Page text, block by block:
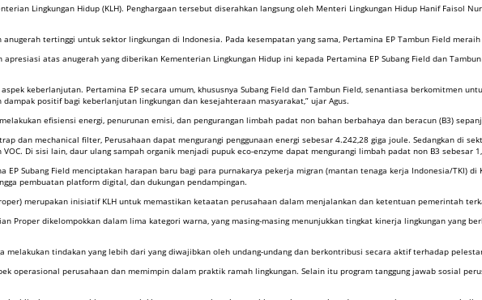
Lingkungan Hidup (KLH). Penghargaan tersebut diserahkan langsung oleh Menteri Lingkungan Hidup Hanif Faisol
tertinggi untuk sektor lingkungan di Indonesia. Pada kesempatan yang sama, Pertamina EP Tambun Field
atas anugerah yang diberikan Kementerian Lingkungan Hidup ini kepada Pertamina EP Subang Field dan
keberlanjutan. Pertamina EP secara umum, khususnya Subang Field dan Tambun Field, senantiasa berkomitmen
positif bagi keberlanjutan lingkungan dan kesejahteraan masyarakat,” ujar Agus.
efisiensi energi, penurunan emisi, dan pengurangan limbah padat non bahan berbahaya dan beracun (B3)
dan mechanical filter, Perusahaan dapat mengurangi penggunaan energi sebesar 4.242,28 giga joule. Sedangkan di
Di sisi lain, daur ulang sampah organik menjadi pupuk eco-enzyme dapat mengurangi limbah padat non B3 sebesar
EP Subang Field menciptakan harapan baru bagi para purnakarya pekerja migran (mantan tenaga kerja Indonesia/TKI)
pembuatan platform digital, dan dukungan pendampingan.
merupakan inisiatif KLH untuk memastikan ketaatan perusahaan dalam menjalankan dan ketentuan pemerintah
Proper dikelompokkan dalam lima kategori warna, yang masing-masing menunjukkan tingkat kinerja lingkungan yang
tindakan yang lebih dari yang diwajibkan oleh undang-undang dan berkontribusi secara aktif terhadap
operasional perusahaan dan memimpin dalam praktik ramah lingkungan. Selain itu program tanggung jawab sosial